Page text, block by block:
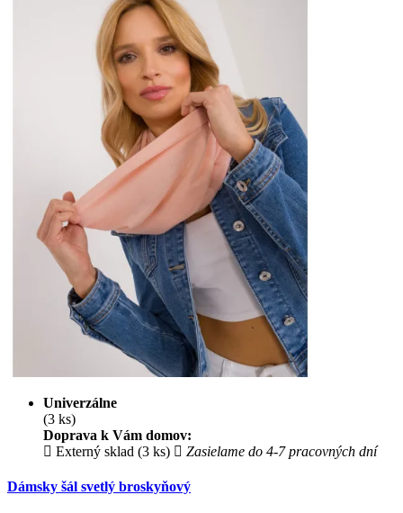
Univerzálne
(3 ks)
Doprava k Vám domov:
Externý sklad (3 ks)
Zasielame do 4-7 pracovných dní
Dámsky šál svetlý broskyňový